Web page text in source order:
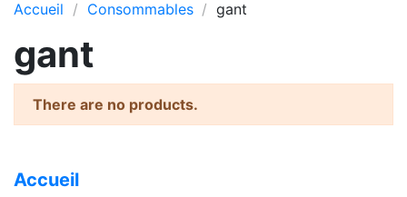
Accueil
Consommables gant
gant
There are no products.
Accueil